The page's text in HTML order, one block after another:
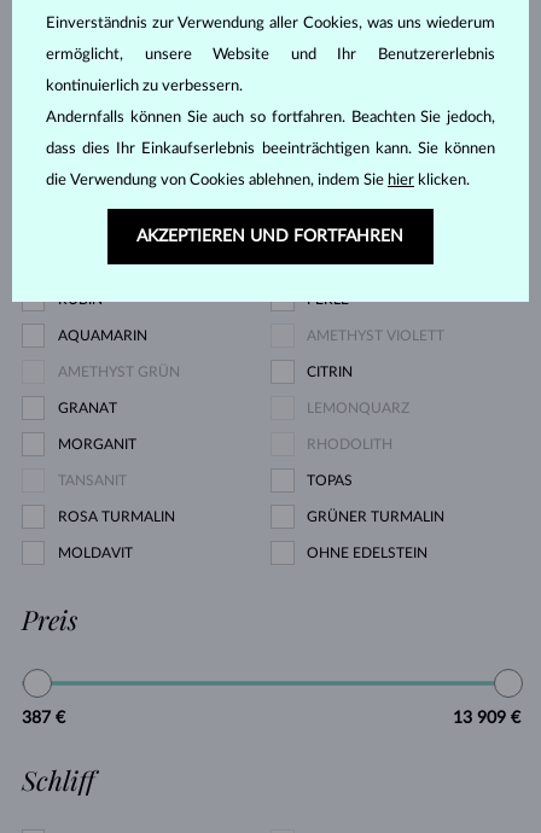
Edelstein
DIAMANT
DIAMANT LAB GROWN BLAU DIAMANT LAB GROWN ROSA
DIAMANT SCHWARZ DIAMANT CHAMPAGNE
DIAMANT BLAU DIAMANT GELB
DIAMANT GRÜN SAPHIR BLAU
SAPHIR ROSA SMARAGD
RUBIN PERLE
AQUAMARIN AMETHYST VIOLETT
AMETHYST GRÜN CITRIN
GRANAT LEMONQUARZ
MORGANIT RHODOLITH
TANSANIT TOPAS
ROSA TURMALIN GRÜNER TURMALIN
MOLDAVIT OHNE EDELSTEIN
Preis
387 € 13 909 €
Schliff
Einverständnis zur Verwendung aller Cookies, was uns wiederum
ermöglicht, unsere Website und Ihr Benutzererlebnis
kontinuierlich zu verbessern.
Andernfalls können Sie auch so fortfahren. Beachten Sie jedoch,
dass dies Ihr Einkaufserlebnis beeinträchtigen kann. Sie können
die Verwendung von Cookies ablehnen, indem Sie hier klicken.
AKZEPTIEREN UND FORTFAHREN